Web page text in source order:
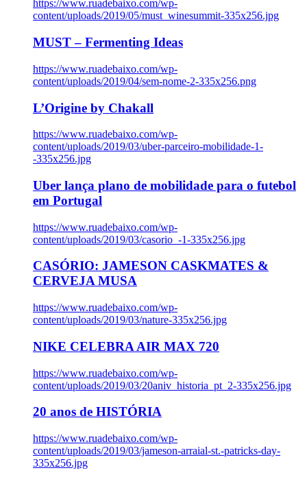
https://www.ruadebaixo.com/wp-
content/uploads/2019/05/must_winesummit-335x256.jpg
MUST – Fermenting Ideas
https://www.ruadebaixo.com/wp-
content/uploads/2019/04/sem-nome-2-335x256.png
L’Origine by Chakall
https://www.ruadebaixo.com/wp-
content/uploads/2019/03/uber-parceiro-mobilidade-1-
-335x256.jpg
Uber lança plano de mobilidade para o futebol
em Portugal
https://www.ruadebaixo.com/wp-
content/uploads/2019/03/casorio_-1-335x256.jpg
CASÓRIO: JAMESON CASKMATES &
CERVEJA MUSA
https://www.ruadebaixo.com/wp-
content/uploads/2019/03/nature-335x256.jpg
NIKE CELEBRA AIR MAX 720
https://www.ruadebaixo.com/wp-
content/uploads/2019/03/20aniv_historia_pt_2-335x256.jpg
20 anos de HISTÓRIA
https://www.ruadebaixo.com/wp-
content/uploads/2019/03/jameson-arraial-st.-patricks-day-
335x256.jpg